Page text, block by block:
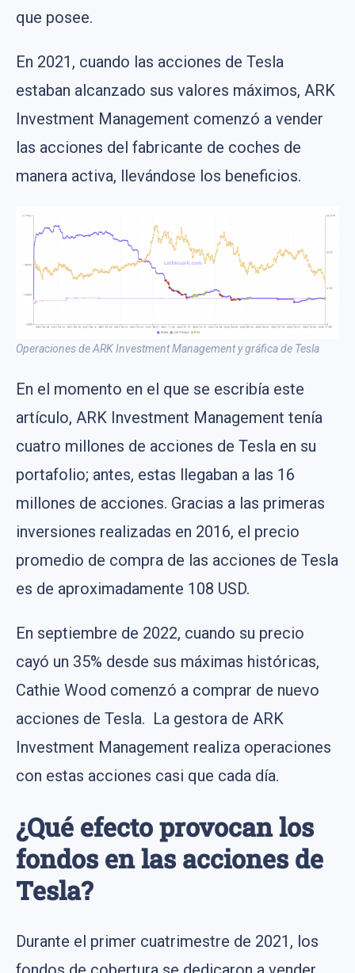
que posee.
En 2021, cuando las acciones de Tesla
estaban alcanzado sus valores máximos, ARK
Investment Management comenzó a vender
las acciones del fabricante de coches de
manera activa, llevándose los beneficios.
Operaciones de ARK Investment Management y gráfica de Tesla
En el momento en el que se escribía este
artículo, ARK Investment Management tenía
cuatro millones de acciones de Tesla en su
portafolio; antes, estas llegaban a las 16
millones de acciones. Gracias a las primeras
inversiones realizadas en 2016, el precio
promedio de compra de las acciones de Tesla
es de aproximadamente 108 USD.
En septiembre de 2022, cuando su precio
cayó un 35% desde sus máximas históricas,
Cathie Wood comenzó a comprar de nuevo
acciones de Tesla. La gestora de ARK
Investment Management realiza operaciones
con estas acciones casi que cada día.
¿Qué efecto provocan los
fondos en las acciones de
Tesla?
Durante el primer cuatrimestre de 2021, los